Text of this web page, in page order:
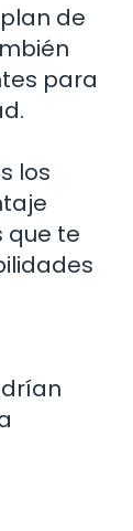
de
para
los
que te